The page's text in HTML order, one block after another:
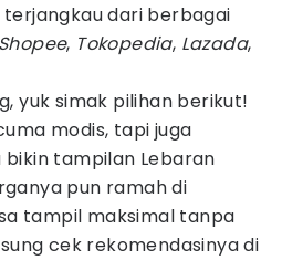
dari berbagai
Shopee, Tokopedia, Lazada,
yuk simak pilihan berikut!
modis, tapi juga
tampilan Lebaran
pun ramah di
tampil maksimal tanpa
cek rekomendasinya di